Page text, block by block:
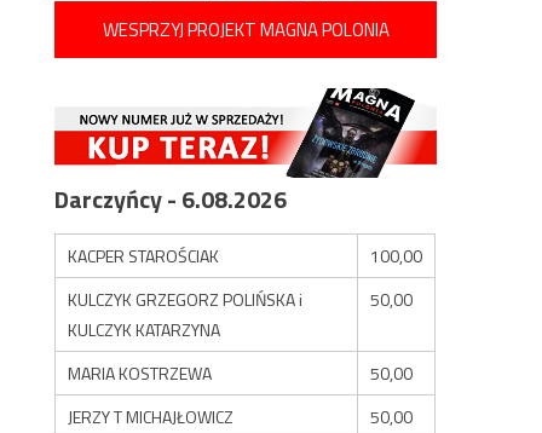
WESPRZYJ PROJEKT MAGNA POLONIA
Darczyńcy - 6.08.2026
KACPER STAROŚCIAK
100,00
KULCZYK GRZEGORZ POLIŃSKA i
KULCZYK KATARZYNA
50,00
MARIA KOSTRZEWA
50,00
JERZY T MICHAJŁOWICZ
50,00